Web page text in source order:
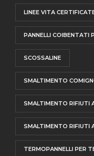
LINEE VITA
PANNELLI COIBENTATI
SCOSSALINE
SMALTIMENTO
SMALTIMENTO RIFIUTI
SMALTIMENTO RIFIUTI
TERMOPANNELLI PER